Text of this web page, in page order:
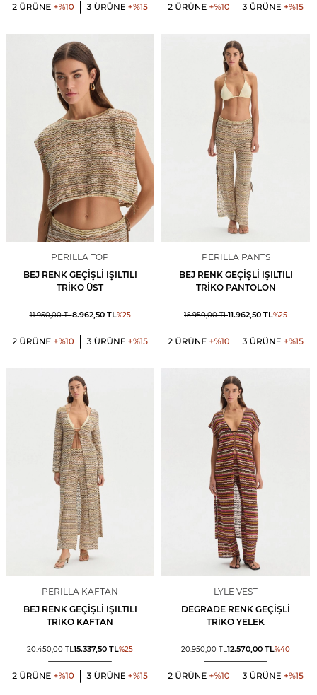
PERILLA TOP
BEJ RENK GEÇIŞLI IŞILTILI
TRIKO ÜST
11.950,00TL8.962,50TL%25
PERILLA PANTS
BEJ RENK GEÇIŞLI IŞILTILI
TRIKO PANTOLON
15.950,00TL11.962,50 TL%25
PERILLA KAFTAN
BEJ RENK GEÇIŞLI IŞILTILI
TRIKO KAFTAN
20.450,00TL15.337,50 TL%25
LYLE VEST
DEGRADE RENK GEÇIŞLI
TRIKO YELEK
20.950,00TL12.570,00 TL%40